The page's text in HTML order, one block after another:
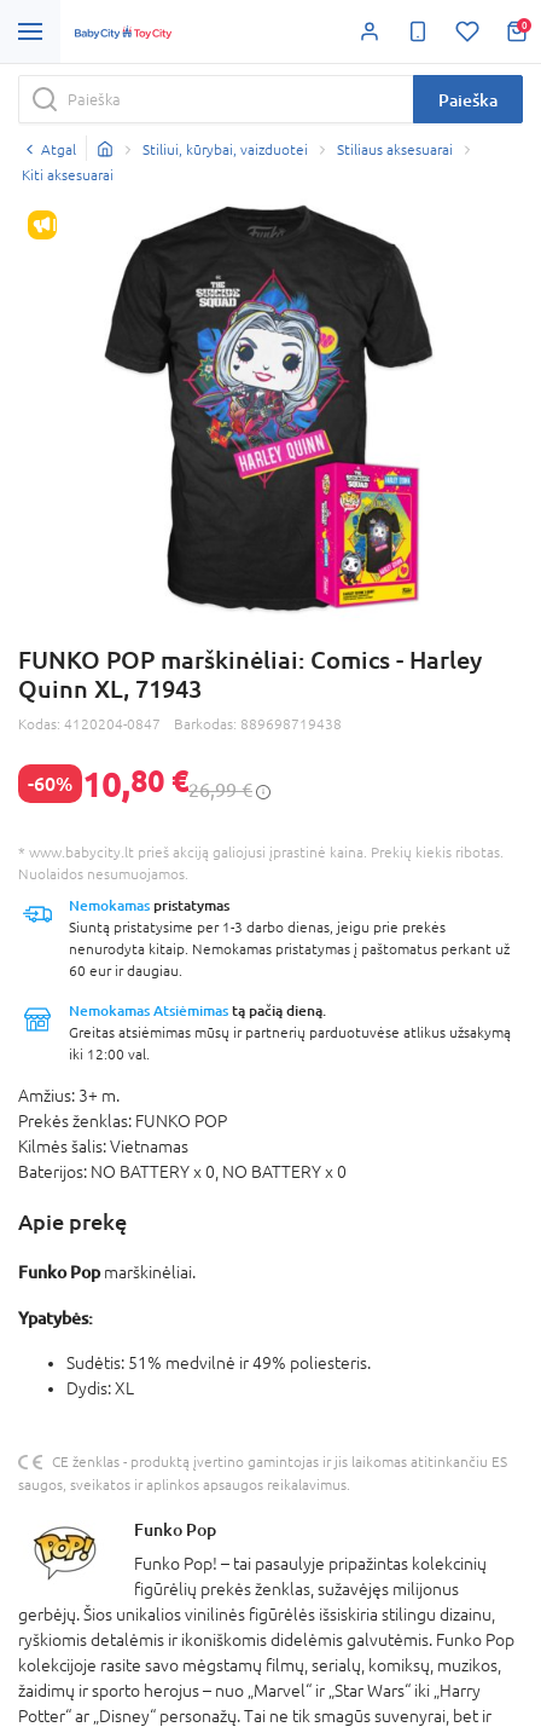
0
Paieška
Atgal Stiliui, kūrybai, vaizduotei
Stiliaus aksesuarai
Kiti aksesuarai
IŠPARDAVIMAS
FUNKO POP marškinėliai: Comics - Harley
Quinn XL, 71943
Kodas: 4120204-0847 Barkodas: 889698719438
-60% 10,80 €26,99 €
* www.babycity.lt prieš akciją galiojusi įprastinė kaina. Prekių kiekis ribotas.
Nuolaidos nesumuojamos.
Nemokamas pristatymas
Siuntą pristatysime per 1-3 darbo dienas, jeigu prie prekės
nenurodyta kitaip. Nemokamas pristatymas į paštomatus perkant už
60 eur ir daugiau.
Nemokamas Atsiėmimas tą pačią dieną.
Greitas atsiėmimas mūsų ir partnerių parduotuvėse atlikus užsakymą
iki 12:00 val.
Amžius: 3+ m.
Prekės ženklas: FUNKO POP
Kilmės šalis:Vietnamas
Baterijos: NO BATTERY x 0, NO BATTERY x 0
Apie prekę
Funko Popmarškinėliai.
Ypatybės:
Sudėtis: 51% medvilnė ir 49% poliesteris.
Dydis: XL
CE ženklas - produktą įvertino gamintojas ir jis laikomas atitinkančiu ES
saugos, sveikatos ir aplinkos apsaugos reikalavimus.
Funko Pop
Funko Pop! – tai pasaulyje pripažintas kolekcinių
figūrėlių prekės ženklas, sužavėjęs milijonus
gerbėjų. Šios unikalios vinilinės figūrėlės išsiskiria stilingu dizainu,
ryškiomis detalėmis ir ikoniškomis didelėmis galvutėmis. Funko Pop
kolekcijoje rasite savo mėgstamų filmų, serialų, komiksų, muzikos,
žaidimų ir sporto herojus – nuo „Marvel“ ir „Star Wars“ iki „Harry
Potter“ ar „Disney“ personažų. Tai ne tik smagūs suvenyrai, bet ir